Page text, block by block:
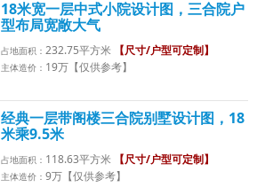
18米宽一层中式小院设计图，三合院户
型布局宽敞大气
占地面积： 232.75平方米 【尺寸/户型可定制】
主体造价： 19万【仅供参考】
经典一层带阁楼三合院别墅设计图，18
米乘9.5米
占地面积： 118.63平方米 【尺寸/户型可定制】
主体造价： 9万【仅供参考】